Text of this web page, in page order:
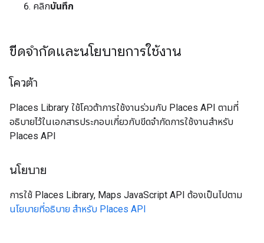
คลิกบันทึก
ขีดจำกัดและนโยบายการใช้งาน
โควต้า
Places Library ใช้โควต้าการใช้งานร่วมกับ Places API ตามที่
อธิบายไว้ในเอกสารประกอบเกี่ยวกับขีดจำกัดการใช้งานสำหรับ
Places API
นโยบาย
การใช้ Places Library, Maps JavaScript API ต้องเป็นไปตาม
นโยบายที่อธิบาย สำหรับ Places API